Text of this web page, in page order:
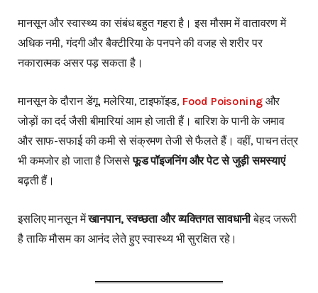
मानसून और स्वास्थ्य का संबंध बहुत गहरा है। इस मौसम में वातावरण में
अधिक नमी, गंदगी और बैक्टीरिया के पनपने की वजह से शरीर पर
नकारात्मक असर पड़ सकता है।
मानसून के दौरान डेंगू, मलेरिया, टाइफॉइड, Food Poisoningऔर
जोड़ों का दर्द जैसी बीमारियां आम हो जाती हैं। बारिश के पानी के जमाव
और साफ-सफाई की कमी से संक्रमण तेजी से फैलते हैं। वहीं, पाचन तंत्र
भी कमजोर हो जाता है जिससेफूड पॉइजनिंग और पेट से जुड़ी समस्याएं
बढ़ती हैं।
इसलिए मानसून मेंखानपान, स्वच्छता और व्यक्तिगत सावधानीबेहद जरूरी
है ताकि मौसम का आनंद लेते हुए स्वास्थ्य भी सुरक्षित रहे।